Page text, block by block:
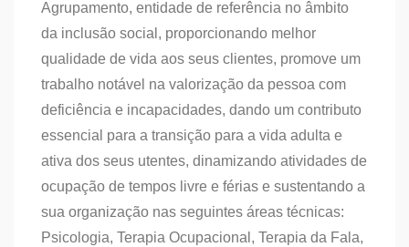
Agrupamento, entidade de referência no âmbito
da inclusão social, proporcionando melhor
qualidade de vida aos seus clientes, promove um
trabalho notável na valorização da pessoa com
deficiência e incapacidades, dando um contributo
essencial para a transição para a vida adulta e
ativa dos seus utentes, dinamizando atividades de
ocupação de tempos livre e férias e sustentando a
sua organização nas seguintes áreas técnicas:
Psicologia, Terapia Ocupacional, Terapia da Fala,